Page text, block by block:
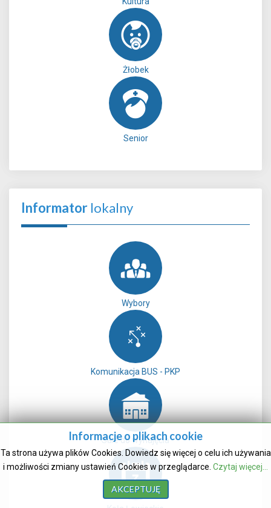
Żłobek
Senior
Informator lokalny
Wybory
Komunikacja BUS - PKP
Sale do wynajęcia
Informacje o plikach cookie
Ta strona używa plików Cookies. Dowiedz się więcej o celu ich używania
i możliwości zmiany ustawień Cookies w przeglądarce. Czytaj więcej...
AKCEPTUJĘ